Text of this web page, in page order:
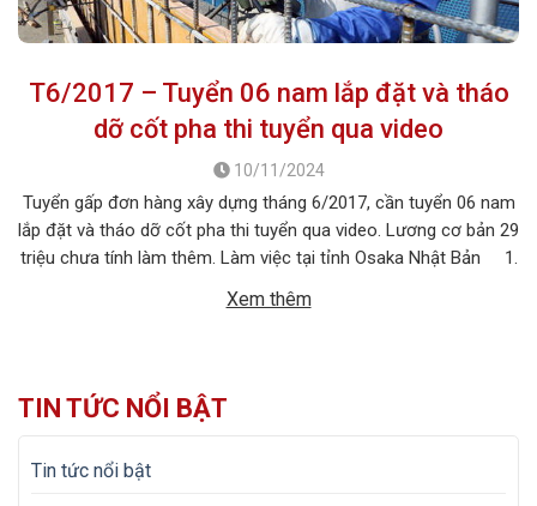
T6/2017 – Tuyển 06 nam lắp đặt và tháo
dỡ cốt pha thi tuyển qua video
10/11/2024
Tuyển gấp đơn hàng xây dựng tháng 6/2017, cần tuyển 06 nam
lắp đặt và tháo dỡ cốt pha thi tuyển qua video. Lương cơ bản 29
triệu chưa tính làm thêm. Làm việc tại tỉnh Osaka Nhật Bản 1.
Số […]
Xem thêm
TIN TỨC NỔI BẬT
Tin tức nổi bật